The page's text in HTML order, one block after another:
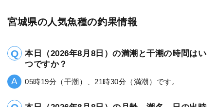
宮城県の人気魚種の釣果情報
本日（2026年8月8日）の満潮と干潮の時間はい
つですか？
05時19分（干潮）、21時30分（満潮）です。